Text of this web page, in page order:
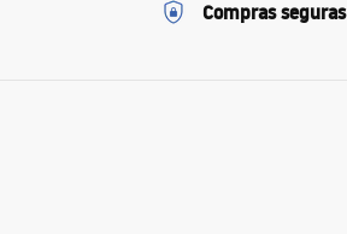
Compras seguras